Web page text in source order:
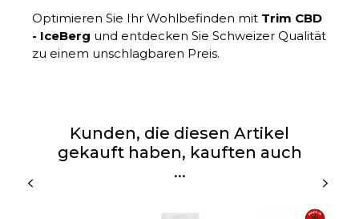
Optimieren Sie Ihr Wohlbefinden mit Trim CBD
- IceBerg und entdecken Sie Schweizer Qualität
zu einem unschlagbaren Preis.
Kunden, die diesen Artikel
gekauft haben, kauften auch
...